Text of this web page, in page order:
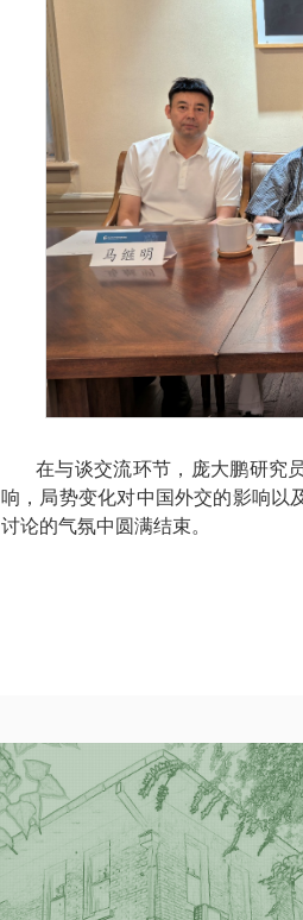
在与谈交流环节，庞大鹏研究
响，局势变化对中国外交的影响以
讨论的气氛中圆满结束。